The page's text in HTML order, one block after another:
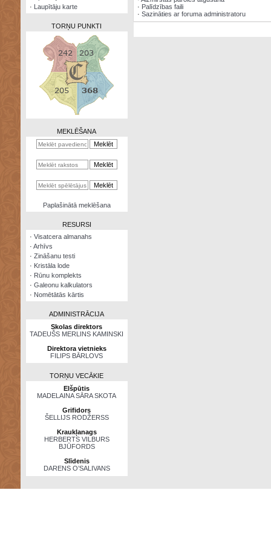
kalkulators
· Laupītāju karte
TORŅU PUNKTI
MEKLĒŠANA
Paplašinātā meklēšana
RESURSI
· Visatcera almanahs
· Arhīvs
· Zināšanu testi
· Kristāla lode
· Rūnu komplekts
· Galeonu kalkulators
· Nomētātās kārtis
ADMINISTRĀCIJA
Skolas direktors
TADEUŠS MERLINS KAMINSKI
Direktora vietnieks
FILIPS BĀRLOVS
TORŅU VECĀKIE
Elšpūtis
MADELAINA SĀRA SKOTA
Grifidors
ŠELLIJS RODŽERSS
Kraukļanags
HERBERTS VILBURS
BJŪFORDS
Slīdenis
DARENS O’SALIVANS
· Palīdzības faili
· Sazināties ar foruma administratoru